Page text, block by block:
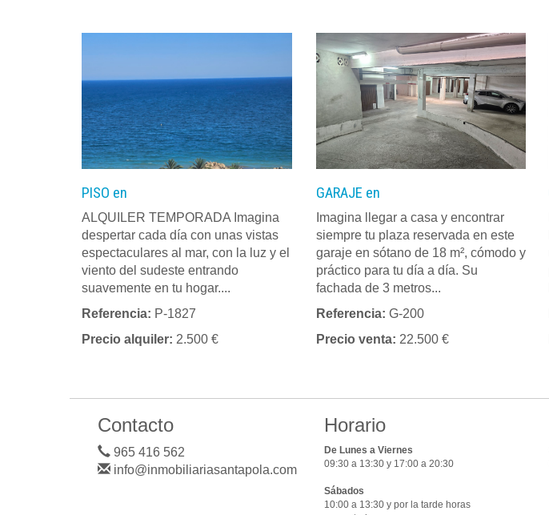
PISO en
ALQUILER TEMPORADA Imagina
despertar cada día con unas vistas
espectaculares al mar, con la luz y el
viento del sudeste entrando
suavemente en tu hogar....
Referencia: P-1827
Precio alquiler: 2.500 €
GARAJE en
Imagina llegar a casa y encontrar
siempre tu plaza reservada en este
garaje en sótano de 18 m², cómodo y
práctico para tu día a día. Su
fachada de 3 metros...
Referencia: G-200
Precio venta: 22.500 €
Contacto
965 416 562
info@inmobiliariasantapola.com
Horario
De Lunes a Viernes
09:30 a 13:30 y 17:00 a 20:30
Sábados
10:00 a 13:30 y por la tarde horas